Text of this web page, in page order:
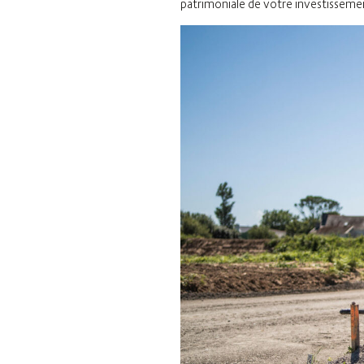
patrimoniale de votre